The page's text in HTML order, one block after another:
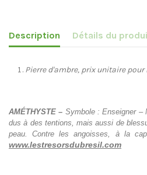
Description Détails du
Pierre d'ambre, prix unitaire
AMÉTHYSTE – Symbole : Enseigner –
dus à des tentions, mais aussi de
peau. Contre les angoisses, à la
www.lestresorsdubresil.com